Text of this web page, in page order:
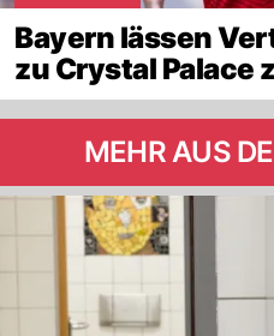
Bayern lässen
zu Crystal Palace
MEHR AUS